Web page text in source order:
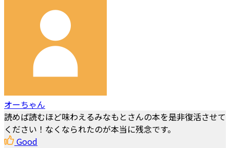
オーちゃん
読めば読むほど味わえるみなもとさんの本を是非復活させて
ください！なくなられたのが本当に残念です。
Good